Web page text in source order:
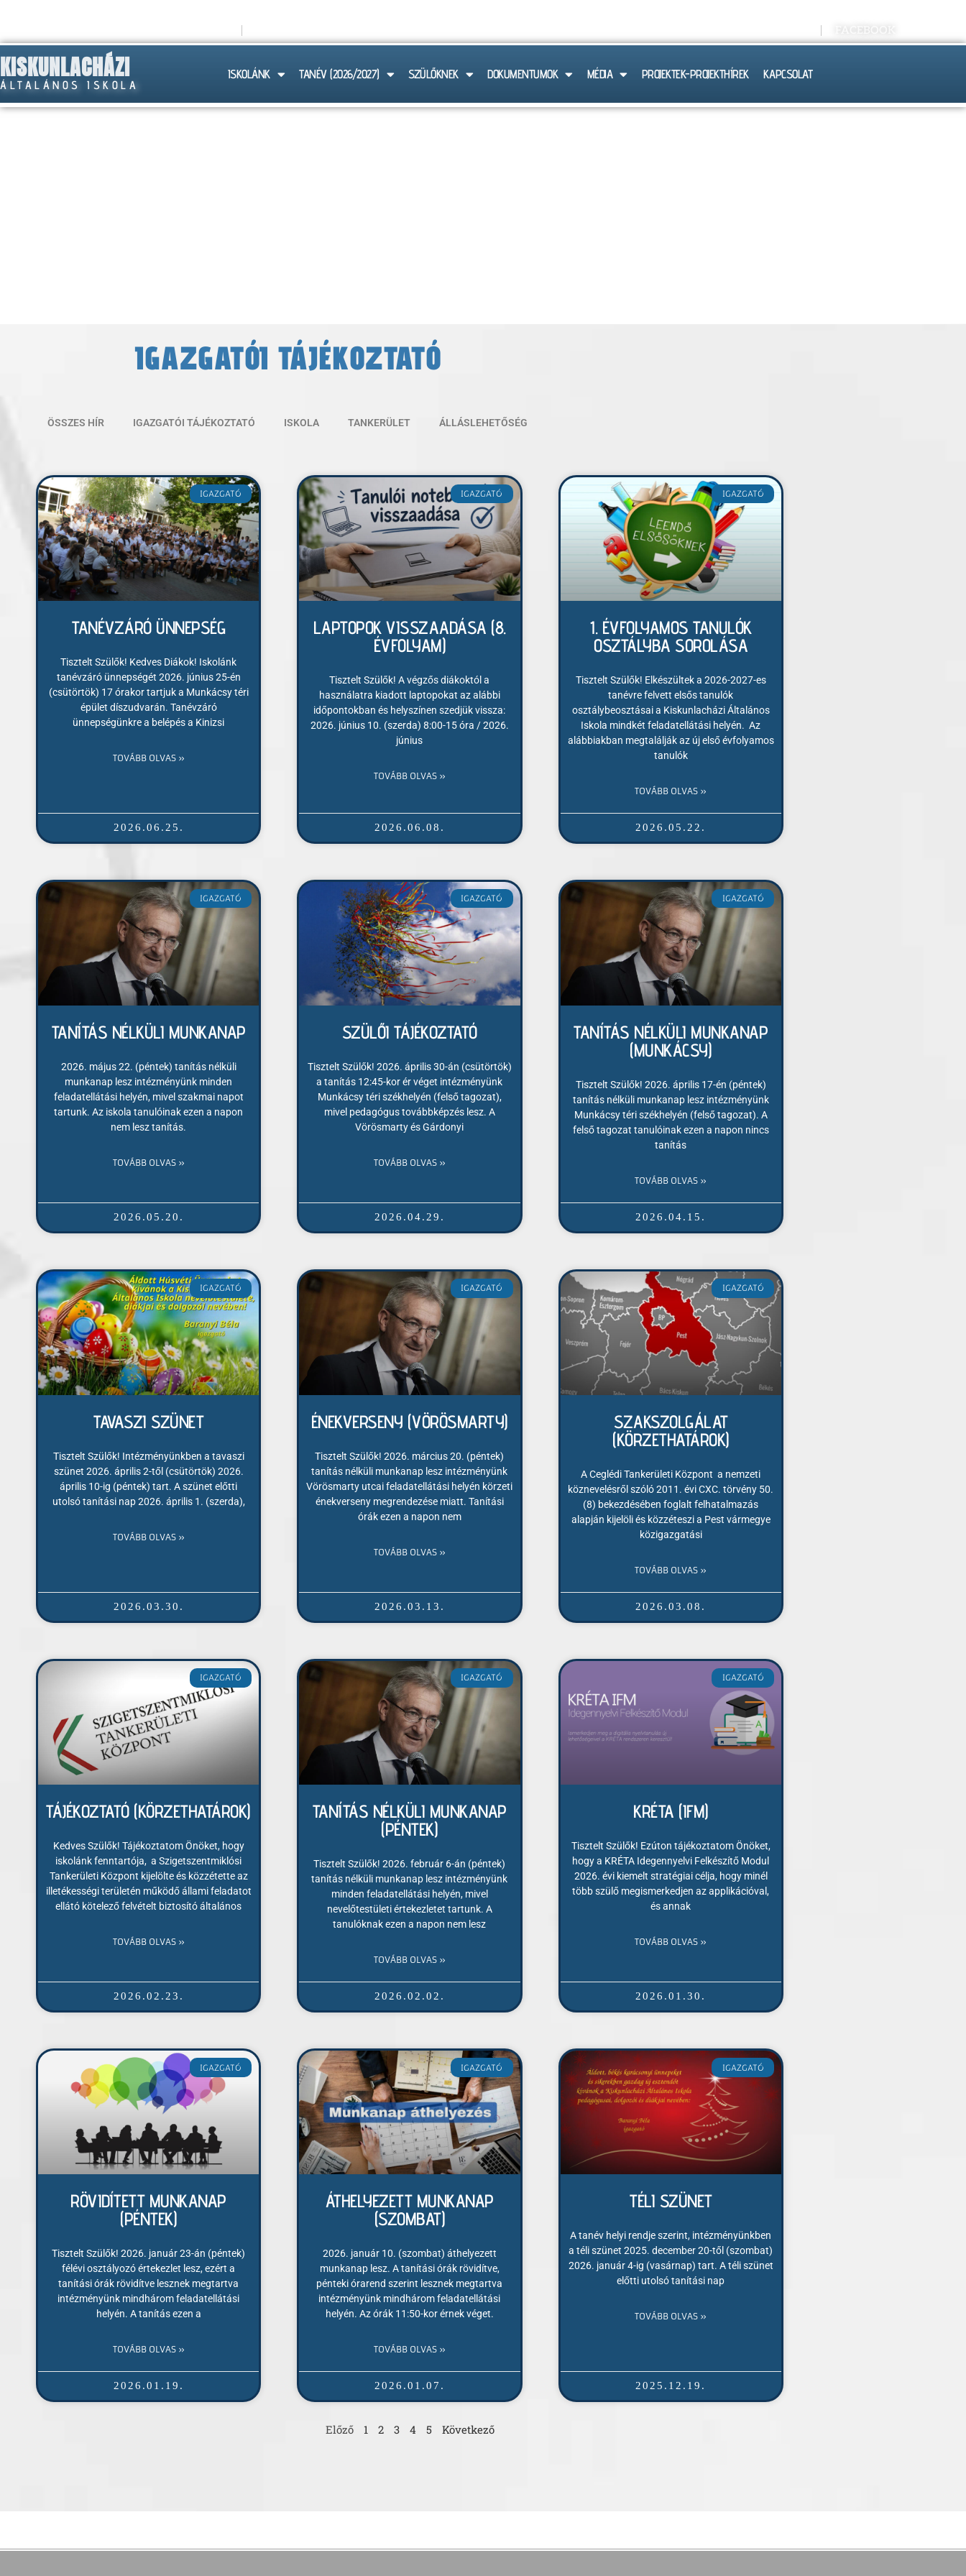
KISKUNLACHÁZI
ÁLTALÁNOS ISKOLA
ISKOLÁNK TANÉV (2026/2027) SZÜLŐKNEK DOKUMENTUMOK MÉDIA PROJEKTEK-PROJEKTHÍREK KAPCSOLAT
IGAZGATÓI TÁJÉKOZTATÓ
ÖSSZES HÍR IGAZGATÓI TÁJÉKOZTATÓ ISKOLA TANKERÜLET ÁLLÁSLEHETŐSÉG
IGAZGATÓ
TANÉVZÁRÓ ÜNNEPSÉG
Tisztelt Szülők! Kedves Diákok! Iskolánk
tanévzáró ünnepségét 2026. június 25-én
(csütörtök) 17 órakor tartjuk a Munkácsy téri
épület díszudvarán. Tanévzáró
ünnepségünkre a belépés a Kinizsi
TOVÁBB OLVAS »
2026.06.25.
IGAZGATÓ
LAPTOPOK VISSZAADÁSA (8.
ÉVFOLYAM)
Tisztelt Szülők! A végzős diákoktól a
használatra kiadott laptopokat az alábbi
időpontokban és helyszínen szedjük vissza:
2026. június 10. (szerda) 8:00-15 óra / 2026.
június
TOVÁBB OLVAS »
2026.06.08.
IGAZGATÓ
1. ÉVFOLYAMOS TANULÓK
OSZTÁLYBA SOROLÁSA
Tisztelt Szülők! Elkészültek a 2026-2027-es
tanévre felvett elsős tanulók
osztálybeosztásai a Kiskunlacházi Általános
Iskola mindkét feladatellátási helyén. Az
alábbiakban megtalálják az új első évfolyamos
tanulók
TOVÁBB OLVAS »
2026.05.22.
IGAZGATÓ
TANÍTÁS NÉLKÜLI MUNKANAP
2026. május 22. (péntek) tanítás nélküli
munkanap lesz intézményünk minden
feladatellátási helyén, mivel szakmai napot
tartunk. Az iskola tanulóinak ezen a napon
nem lesz tanítás.
TOVÁBB OLVAS »
2026.05.20.
IGAZGATÓ
SZÜLŐI TÁJÉKOZTATÓ
Tisztelt Szülők! 2026. április 30-án (csütörtök)
a tanítás 12:45-kor ér véget intézményünk
Munkácsy téri székhelyén (felső tagozat),
mivel pedagógus továbbképzés lesz. A
Vörösmarty és Gárdonyi
TOVÁBB OLVAS »
2026.04.29.
IGAZGATÓ
TANÍTÁS NÉLKÜLI MUNKANAP
(MUNKÁCSY)
Tisztelt Szülők! 2026. április 17-én (péntek)
tanítás nélküli munkanap lesz intézményünk
Munkácsy téri székhelyén (felső tagozat). A
felső tagozat tanulóinak ezen a napon nincs
tanítás
TOVÁBB OLVAS »
2026.04.15.
IGAZGATÓ
TAVASZI SZÜNET
Tisztelt Szülők! Intézményünkben a tavaszi
szünet 2026. április 2-től (csütörtök) 2026.
április 10-ig (péntek) tart. A szünet előtti
utolsó tanítási nap 2026. április 1. (szerda),
TOVÁBB OLVAS »
2026.03.30.
IGAZGATÓ
ÉNEKVERSENY (VÖRÖSMARTY)
Tisztelt Szülők! 2026. március 20. (péntek)
tanítás nélküli munkanap lesz intézményünk
Vörösmarty utcai feladatellátási helyén körzeti
énekverseny megrendezése miatt. Tanítási
órák ezen a napon nem
TOVÁBB OLVAS »
2026.03.13.
IGAZGATÓ
SZAKSZOLGÁLAT
(KÖRZETHATÁROK)
A Ceglédi Tankerületi Központ a nemzeti
köznevelésről szóló 2011. évi CXC. törvény 50.
(8) bekezdésében foglalt felhatalmazás
alapján kijelöli és közzéteszi a Pest vármegye
közigazgatási
TOVÁBB OLVAS »
2026.03.08.
IGAZGATÓ
TÁJÉKOZTATÓ (KÖRZETHATÁROK)
Kedves Szülők! Tájékoztatom Önöket, hogy
iskolánk fenntartója, a Szigetszentmiklósi
Tankerületi Központ kijelölte és közzétette az
illetékességi területén működő állami feladatot
ellátó kötelező felvételt biztosító általános
TOVÁBB OLVAS »
2026.02.23.
IGAZGATÓ
TANÍTÁS NÉLKÜLI MUNKANAP
(PÉNTEK)
Tisztelt Szülők! 2026. február 6-án (péntek)
tanítás nélküli munkanap lesz intézményünk
minden feladatellátási helyén, mivel
nevelőtestületi értekezletet tartunk. A
tanulóknak ezen a napon nem lesz
TOVÁBB OLVAS »
2026.02.02.
IGAZGATÓ
KRÉTA (IFM)
Tisztelt Szülők! Ezúton tájékoztatom Önöket,
hogy a KRÉTA Idegennyelvi Felkészítő Modul
2026. évi kiemelt stratégiai célja, hogy minél
több szülő megismerkedjen az applikációval,
és annak
TOVÁBB OLVAS »
2026.01.30.
IGAZGATÓ
RÖVIDÍTETT MUNKANAP
(PÉNTEK)
Tisztelt Szülők! 2026. január 23-án (péntek)
félévi osztályozó értekezlet lesz, ezért a
tanítási órák rövidítve lesznek megtartva
intézményünk mindhárom feladatellátási
helyén. A tanítás ezen a
TOVÁBB OLVAS »
2026.01.19.
IGAZGATÓ
ÁTHELYEZETT MUNKANAP
(SZOMBAT)
2026. január 10. (szombat) áthelyezett
munkanap lesz. A tanítási órák rövidítve,
pénteki órarend szerint lesznek megtartva
intézményünk mindhárom feladatellátási
helyén. Az órák 11:50-kor érnek véget.
TOVÁBB OLVAS »
2026.01.07.
IGAZGATÓ
TÉLI SZÜNET
A tanév helyi rendje szerint, intézményünkben
a téli szünet 2025. december 20-től (szombat)
2026. január 4-ig (vasárnap) tart. A téli szünet
előtti utolsó tanítási nap
TOVÁBB OLVAS »
2025.12.19.
Előző 1 2 3 4 5 Következő